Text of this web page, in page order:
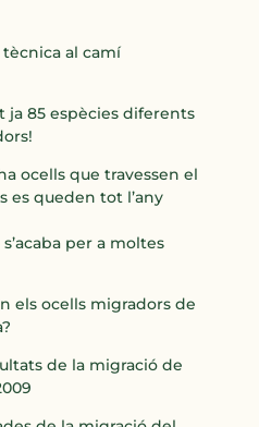
tècnica al camí
ja 85 espècies diferents
ocells que travessen el
es queden tot l’any
per a moltes
els ocells migradors de
de la migració de